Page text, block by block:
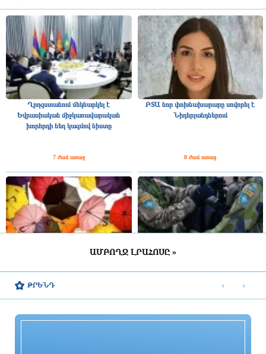
Ղրղզստանում մեկնարկել է
Եվրասիական միջկառավարական
խորհրդի նեղ կազմով նիստը
7 ժամ առաջ
ԲՏԱ նոր փոխնախարարը սովորել է
Նիդերլանդներում
8 ժամ առաջ
հնարավոր է կարկուտ
ամենամեծը մի քանի տասնամյակի
ընթացքում
ԱՄԲՈՂՋ ԼՐԱՀՈՍԸ »
ԹՐԵՆԴ ‹ ›